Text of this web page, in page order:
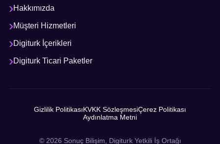
Hakkımızda
Müşteri Hizmetleri
Digiturk İçerikleri
Digiturk Ticari Paketler
Gizlilik PolitikasıKVKK SözleşmesiÇerez Politikası
Aydınlatma Metni
© 2026 Sonuç Bilişim, Digiturk Yetkili İş Ortağı